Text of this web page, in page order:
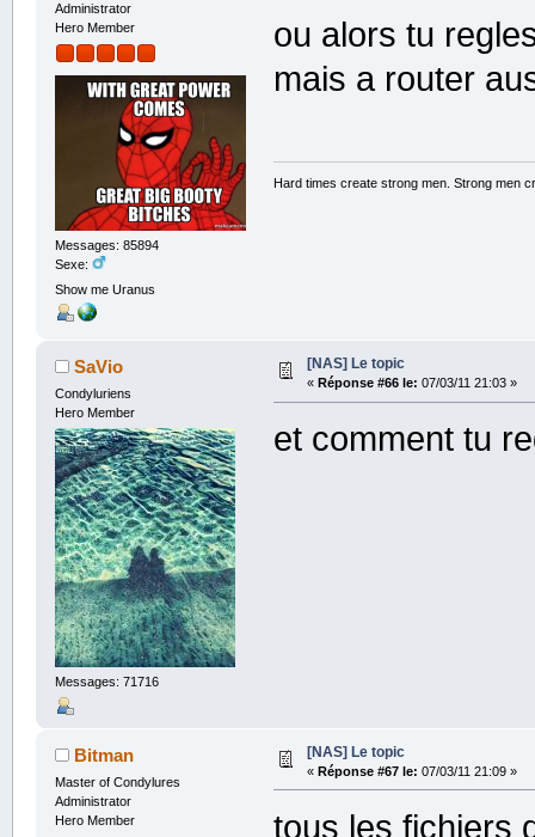
Administrator
Hero Member
Messages: 85894
Sexe:
Show me Uranus
ou alors tu
mais a router
Hard times create strong men. Strong men
SaVio
Condyluriens
Hero Member
Messages: 71716
[NAS] Le topic
« Réponse #66 le: 07/03/11 21:03 »
et comment tu
Bitman
Master of Condylures
Administrator
Hero Member
[NAS] Le topic
« Réponse #67 le: 07/03/11 21:09 »
tous les fichiers